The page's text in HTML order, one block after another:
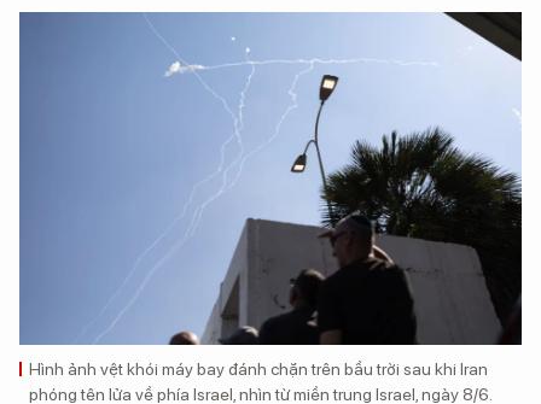
Hình ảnh vệt khói máy bay đánh chặn trên bầu trời sau khi Iran
phóng tên lửa về phía Israel, nhìn từ miền trung Israel, ngày 8/6.